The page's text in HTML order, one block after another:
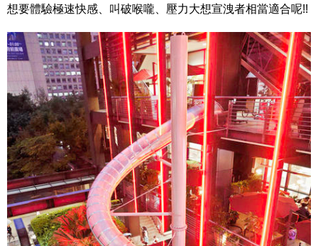
想要體驗極速快感、叫破喉嚨、壓力大想宣洩者相當適合呢!!